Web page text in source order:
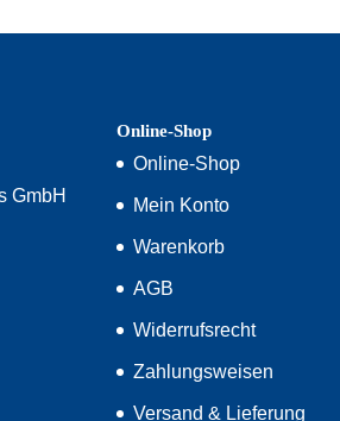
GmbH
Online-Shop
Online-Shop
Mein Konto
Warenkorb
AGB
Widerrufsrecht
Zahlungsweisen
Versand & Lieferung